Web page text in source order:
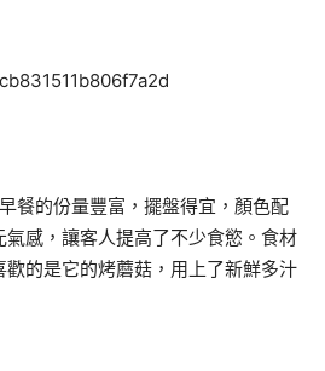
餐的份量豐富，擺盤得宜，顏色配
感，讓客人提高了不少食慾。食材
的是它的烤蘑菇，用上了新鮮多汁